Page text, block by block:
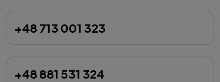
+48 713 001 323
+48 881 531 324